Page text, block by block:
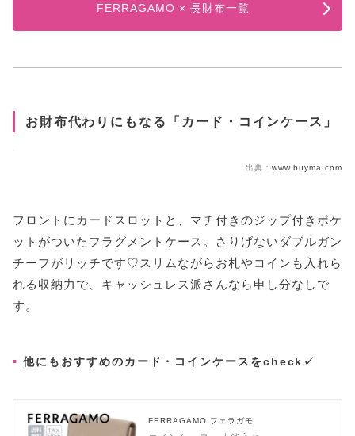
FERRAGAMO × 長財布一覧
お財布代わりにもなる「カード・コインケース」
出典： www.buyma.com
フロントにカードスロットと、マチ付きのジップ付きポケ
ットがついたフラグメントケース。さりげないダブルガン
チーフがリッチです♡スリムながらお札やコインも入れら
れる収納力で、キャッシュレス派さんなら申し分なしで
す。
他にもおすすめのカード・コインケースをcheck✓
FERRAGAMO フェラガモ